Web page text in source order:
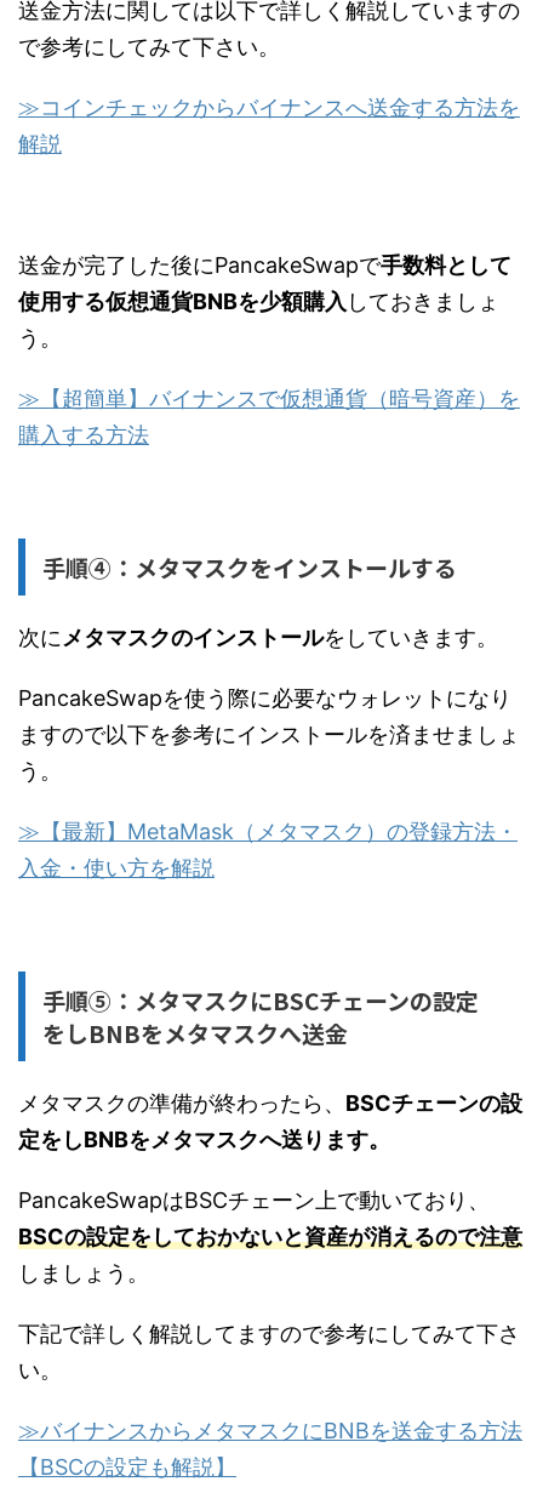
送金方法に関しては以下で詳しく解説していますの
で参考にしてみて下さい。
≫コインチェックからバイナンスへ送金する方法を
解説
送金が完了した後にPancakeSwapで手数料として
使用する仮想通貨BNBを少額購入 しておきましょ
う。
≫【超簡単】バイナンスで仮想通貨（暗号資産）を
購入する方法
手順④：メタマスクをインストールする
次にメタマスクのインストールをしていきます。
PancakeSwapを使う際に必要なウォレットになり
ますので以下を参考にインストールを済ませましょ
う。
≫【最新】MetaMask（メタマスク）の登録方法・
入金・使い方を解説
手順⑤：メタマスクにBSCチェーンの設定
をしBNBをメタマスクへ送金
メタマスクの準備が終わったら、 BSCチェーンの設
定をしBNBをメタマスクへ送ります。
PancakeSwapはBSCチェーン上で動いており、
BSCの設定をしておかないと資産が消えるので注意
しましょう。
下記で詳しく解説してますので参考にしてみて下さ
い。
≫バイナンスからメタマスクにBNBを送金する方法
【BSCの設定も解説】